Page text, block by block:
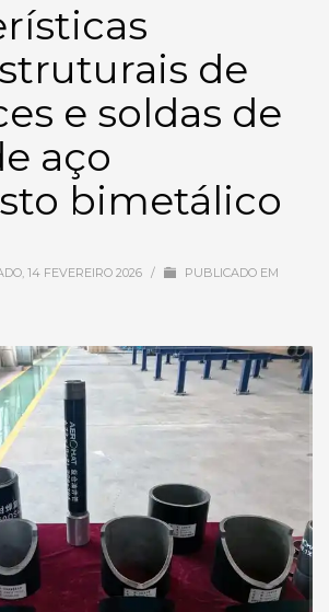
de
e soldas de
aço
bimetálico
14 FEVEREIRO 2026 /
PUBLICADO EM